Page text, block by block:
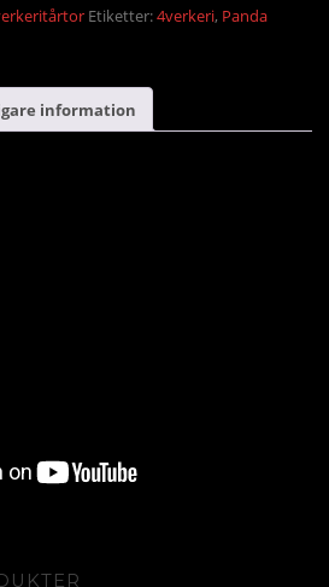
Etiketter:4verkeri, Panda
information